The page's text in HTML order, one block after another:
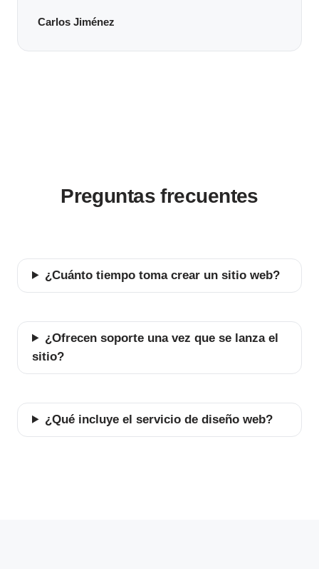
Carlos Jiménez
Preguntas frecuentes
¿Cuánto tiempo toma crear un sitio web?
¿Ofrecen soporte una vez que se lanza el
sitio?
¿Qué incluye el servicio de diseño web?